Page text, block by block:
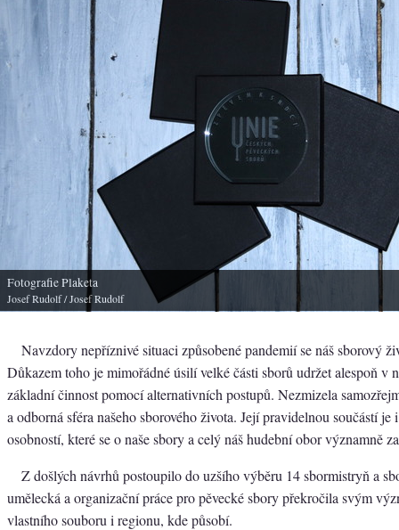
Fotografie Plaketa
Josef Rudolf/ Josef Rudolf
Navzdory nepříznivé situaci způsobené pandemií se náš sborový
Důkazem toho je mimořádné úsilí velké části sborů udržet alespoň v
základní činnost pomocí alternativních postupů. Nezmizela
a odborná sféra našeho sborového života. Její pravidelnou součástí je
osobností, které se o naše sbory a celý náš hudební obor významně
Z došlých návrhů postoupilo do uzšího výběru 14 sbormistryň a
umělecká a organizační práce pro pěvecké sbory překročila svým
vlastního souboru i regionu, kde působí.